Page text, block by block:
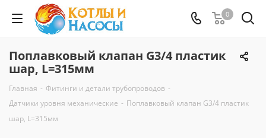
0
Поплавковый клапан G3/4 пластик
шар, L=315мм
Главная - Фитинги и детали трубопроводов -
Датчики уровня механические - Поплавковый клапан G3/4 пластик
шар, L=315мм